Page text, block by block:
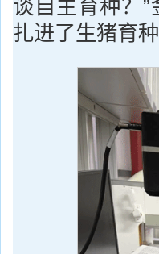
谈自主育种？
扎进了生猪育